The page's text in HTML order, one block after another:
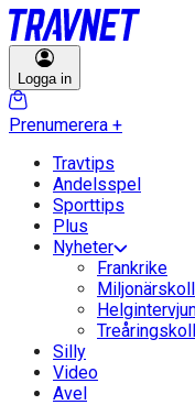
Logga in
Prenumerera +
Travtips
Andelsspel
Sporttips
Plus
Nyheter
Frankrike
Silly
Video
Avel